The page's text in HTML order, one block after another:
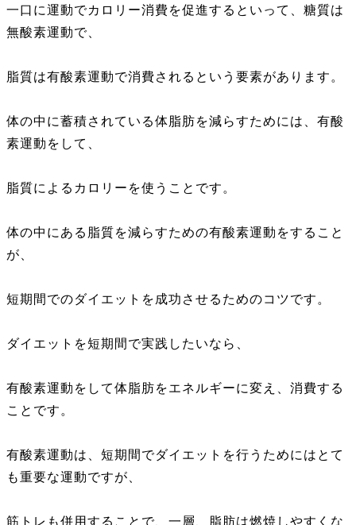
一口に運動でカロリー消費を促進するといって、糖質は
無酸素運動で、
脂質は有酸素運動で消費されるという要素があります。
体の中に蓄積されている体脂肪を減らすためには、有酸
素運動をして、
脂質によるカロリーを使うことです。
体の中にある脂質を減らすための有酸素運動をすること
が、
短期間でのダイエットを成功させるためのコツです。
ダイエットを短期間で実践したいなら、
有酸素運動をして体脂肪をエネルギーに変え、消費する
ことです。
有酸素運動は、短期間でダイエットを行うためにはとて
も重要な運動ですが、
筋トレも併用することで、一層、脂肪は燃焼しやすくな